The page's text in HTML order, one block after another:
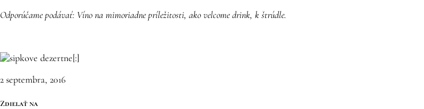
Odporúčame podávať: Víno na mimoriadne príležitosti, ako velcome drink, k štrúdle.
[:]
2 septembra, 2016
Zdielať na